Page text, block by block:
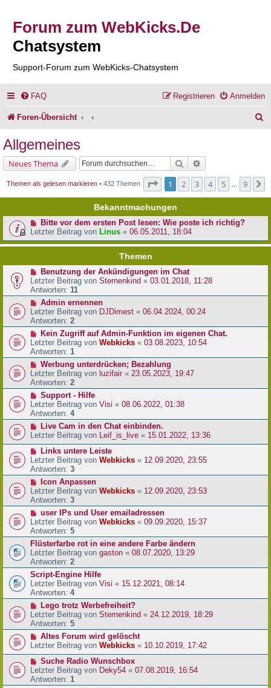
Forum zum WebKicks.De
Chatsystem
Support-Forum zum WebKicks-Chatsystem
FAQ Anmelden
Registrieren
Foren-Übersicht
Allgemeines
Neues Thema Suche
Themen als gelesen markieren• 432 Themen Seite von
1 2 3 4 5 9
Bekanntmachungen
Bitte vor dem ersten Post lesen: Wie poste ich richtig?
Letzter Beitrag von Linus « 06.05.2011, 18:04
Themen
Benutzung der Ankündigungen im Chat
Letzter Beitrag von Sternenkind « 03.01.2018, 11:28
Antworten: 11
Admin ernennen
Letzter Beitrag von DJDimest « 06.04.2024, 00:24
Antworten: 2
Kein Zugriff auf Admin-Funktion im eigenen Chat.
Letzter Beitrag von Webkicks « 03.08.2023, 10:54
Antworten: 1
Werbung unterdrücken; Bezahlung
Letzter Beitrag von luzifair « 23.05.2023, 19:47
Antworten: 2
Support - Hilfe
Letzter Beitrag von Visi « 08.06.2022, 01:38
Antworten: 4
Live Cam in den Chat einbinden.
Letzter Beitrag von
Leif_is_live « 15.01.2022, 13:36
Links untere Leiste
Letzter Beitrag von Webkicks « 12.09.2020, 23:55
Antworten: 3
Icon Anpassen
Letzter Beitrag von Webkicks « 12.09.2020, 23:53
Antworten: 3
user IPs und User emailadressen
Letzter Beitrag von Webkicks « 09.09.2020, 15:37
Antworten: 5
Flüsterfarbe rot in eine andere Farbe ändern
Letzter Beitrag von gaston « 08.07.2020, 13:29
Antworten: 2
Script-Engine Hilfe
Letzter Beitrag von Visi « 15.12.2021, 08:14
Antworten: 4
Lego trotz Werbefreiheit?
Letzter Beitrag von Sternenkind « 24.12.2019, 18:29
Antworten: 5
Altes Forum wird gelöscht
Letzter Beitrag von Webkicks « 10.10.2019, 17:42
Suche Radio Wunschbox
Letzter Beitrag von Deky54 « 07.08.2019, 16:54
Antworten: 1